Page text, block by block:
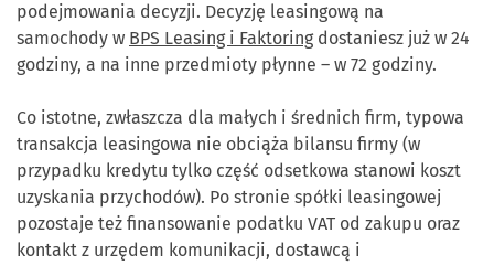
podejmowania decyzji. Decyzję leasingową na
samochody w BPS Leasing i Faktoringdostaniesz już w 24
godziny, a na inne przedmioty płynne – w 72 godziny.
Co istotne, zwłaszcza dla małych i średnich firm, typowa
transakcja leasingowa nie obciąża bilansu firmy (w
przypadku kredytu tylko część odsetkowa stanowi koszt
uzyskania przychodów). Po stronie spółki leasingowej
pozostaje też finansowanie podatku VAT od zakupu oraz
kontakt z urzędem komunikacji, dostawcą i